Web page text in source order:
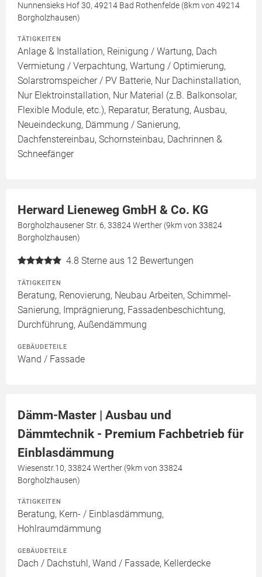
Nunnensieks Hof 30, 49214 Bad Rothenfelde (8km von 49214
Borgholzhausen)
TÄTIGKEITEN
Anlage & Installation, Reinigung / Wartung, Dach
Vermietung / Verpachtung, Wartung / Optimierung,
Solarstromspeicher / PV Batterie, Nur Dachinstallation,
Nur Elektroinstallation, Nur Material (z.B. Balkonsolar,
Flexible Module, etc.), Reparatur, Beratung, Ausbau,
Neueindeckung, Dämmung / Sanierung,
Dachfenstereinbau, Schornsteinbau, Dachrinnen &
Schneefänger
Herward Lieneweg GmbH & Co. KG
Borgholzhausener Str. 6, 33824 Werther (9km von 33824
Borgholzhausen)
4.8 Sterne aus 12 Bewertungen
TÄTIGKEITEN
Beratung, Renovierung, Neubau Arbeiten, Schimmel-
Sanierung, Imprägnierung, Fassadenbeschichtung,
Durchführung, Außendämmung
GEBÄUDETEILE
Wand / Fassade
Dämm-Master | Ausbau und
Dämmtechnik - Premium Fachbetrieb für
Einblasdämmung
Wiesenstr.10, 33824 Werther (9km von 33824
Borgholzhausen)
TÄTIGKEITEN
Beratung, Kern- / Einblasdämmung,
Hohlraumdämmung
GEBÄUDETEILE
Dach / Dachstuhl, Wand / Fassade, Kellerdecke